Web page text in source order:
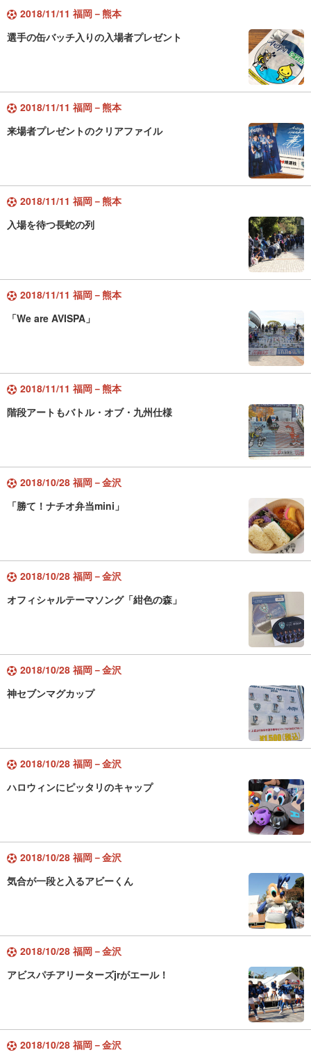
2018/11/11 福岡－熊本
選手の缶バッチ入りの入場者プレゼント
2018/11/11 福岡－熊本
来場者プレゼントのクリアファイル
2018/11/11 福岡－熊本
入場を待つ長蛇の列
2018/11/11 福岡－熊本
「We are AVISPA」
2018/11/11 福岡－熊本
階段アートもバトル・オブ・九州仕様
2018/10/28 福岡－金沢
「勝て！ナチオ弁当mini」
2018/10/28 福岡－金沢
オフィシャルテーマソング「紺色の森」
2018/10/28 福岡－金沢
神セブンマグカップ
2018/10/28 福岡－金沢
ハロウィンにピッタリのキャップ
2018/10/28 福岡－金沢
気合が一段と入るアビーくん
2018/10/28 福岡－金沢
アビスパチアリーターズjrがエール！
2018/10/28 福岡－金沢